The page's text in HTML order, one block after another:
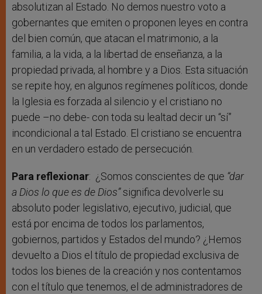
absolutizan al Estado. No demos nuestro voto a
gobernantes que emiten o proponen leyes en contra
del bien común, que atacan el matrimonio, a la
familia, a la vida, a la libertad de enseñanza, a la
propiedad privada, al hombre y a Dios. Esta situación
se repite hoy, en algunos regímenes políticos, donde
la Iglesia es forzada al silencio y el cristiano no
puede –no debe- con toda su lealtad decir un “sí”
incondicional a tal Estado. El cristiano se encuentra
en un verdadero estado de persecución.
Para reflexionar: ¿Somos conscientes de que “dar
a Dios lo que es de Dios”significa devolverle su
absoluto poder legislativo, ejecutivo, judicial, que
está por encima de todos los parlamentos,
gobiernos, partidos y Estados del mundo? ¿Hemos
devuelto a Dios el título de propiedad exclusiva de
todos los bienes de la creación y nos contentamos
con el título que tenemos, el de administradores de